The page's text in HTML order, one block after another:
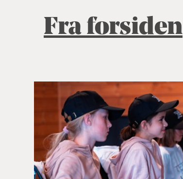
Fra forsiden